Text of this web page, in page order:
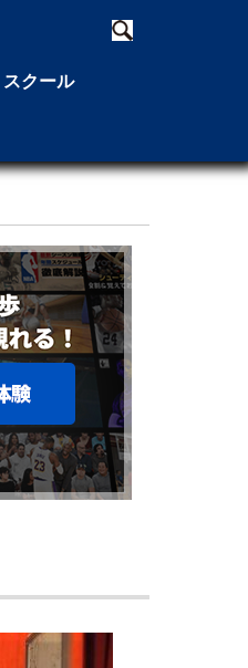
スクール